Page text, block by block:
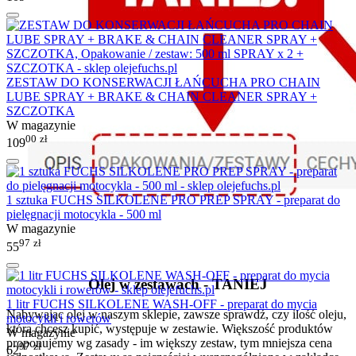
Olej w zestawach - TANIEJ
Nabywając olej w naszym sklepie, zawsze sprawdź, czy ilość oleju,
którą chcesz kupić, występuje w zestawie. Większość produktów
proponujemy wg zasady - im większy zestaw, tym mniejsza cena
ZESTAW DO KONSERWACJI ŁAŃCUCHA PRO CHAIN
LUBE SPRAY + BRAKE & CHAIN CLEANER SPRAY +
SZCZOTKA
W magazynie
10900 zł
1 sztuka FUCHS SILKOLENE PRO PREP SPRAY - preparat do
pielęgnacji motocykla - 500 ml
W magazynie
5597 zł
1 litr FUCHS SILKOLENE WASH-OFF - preparat do mycia
motocykli i rowerów
W magazynie
6297 zł